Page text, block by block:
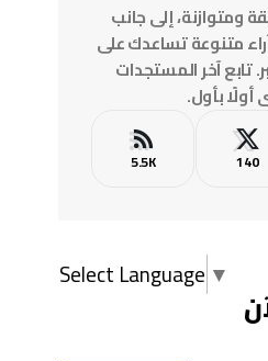
ومتوازنة، إلى جانب
متنوعة تساعدك على
تابع آخر المستجدات
أولًا بأول.
140
5.5K
Select Language ▼